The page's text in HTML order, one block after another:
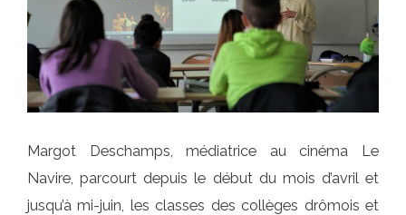
Margot Deschamps, médiatrice au cinéma Le
Navire, parcourt depuis le début du mois d’avril et
jusqu’à mi-juin, les classes des collèges drômois et